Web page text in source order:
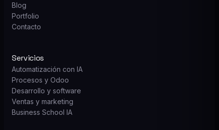
Blog
Portfolio
Contacto
Servicios
Automatización con IA
Procesos y Odoo
Desarrollo y software
Ventas y marketing
Business School IA